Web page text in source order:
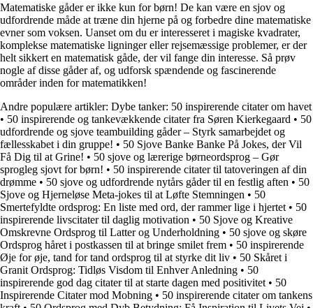
Matematiske gåder er ikke kun for børn! De kan være en sjov og
udfordrende måde at træne din hjerne på og forbedre dine matematiske
evner som voksen. Uanset om du er interesseret i magiske kvadrater,
komplekse matematiske ligninger eller rejsemæssige problemer, er der
helt sikkert en matematisk gåde, der vil fange din interesse. Så prøv
nogle af disse gåder af, og udforsk spændende og fascinerende
områder inden for matematikken!
Andre populære artikler: Dybe tanker: 50 inspirerende citater om havet
• 50 inspirerende og tankevækkende citater fra Søren Kierkegaard • 50
udfordrende og sjove teambuilding gåder – Styrk samarbejdet og
fællesskabet i din gruppe! • 50 Sjove Banke Banke På Jokes, der Vil
Få Dig til at Grine! • 50 sjove og lærerige børneordsprog – Gør
sprogleg sjovt for børn! • 50 inspirerende citater til tatoveringen af din
drømme • 50 sjove og udfordrende nytårs gåder til en festlig aften • 50
Sjove og Hjerneløse Meta-jokes til at Løfte Stemningen • 50
Smertefyldte ordsprog: En liste med ord, der rammer lige i hjertet• 50
inspirerende livscitater til daglig motivation • 50 Sjove og Kreative
Omskrevne Ordsprog til Latter og Underholdning • 50 sjove og skøre
Ordsprog håret i postkassen til at bringe smilet frem • 50 inspirerende
Øje for øje, tand for tand ordsprog til at styrke dit liv • 50 Skåret i
Granit Ordsprog: Tidløs Visdom til Enhver Anledning • 50
inspirerende god dag citater til at starte dagen med positivitet• 50
Inspirerende Citater mod Mobning • 50 inspirerende citater om tankens